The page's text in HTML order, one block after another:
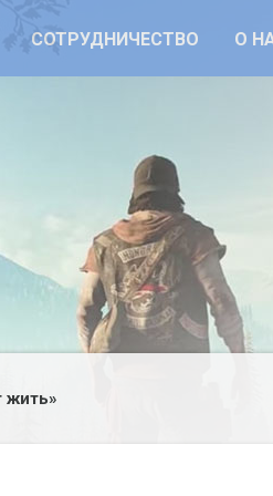
СОТРУДНИЧЕСТВО О
жить»